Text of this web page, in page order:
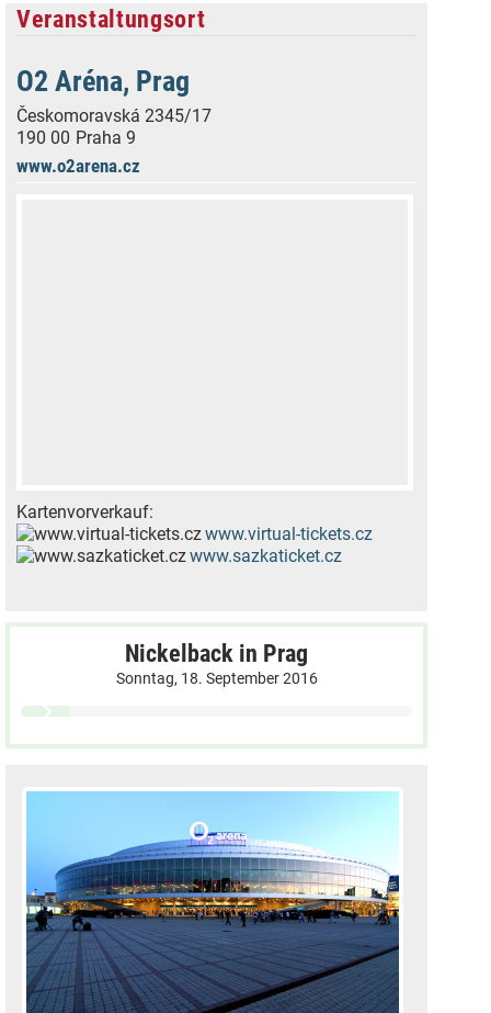
Veranstaltungsort
O2 Aréna, Prag
Českomoravská 2345/17
190 00 Praha 9
www.o2arena.cz
Kartenvorverkauf:
www.virtual-tickets.cz
www.sazkaticket.cz
Nickelback in Prag
Sonntag, 18. September 2016